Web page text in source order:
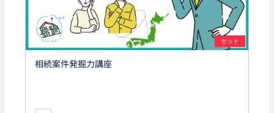
セット
相続案件発掘力講座